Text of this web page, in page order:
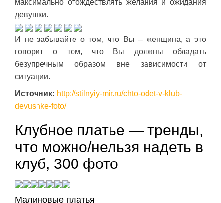
максимально отождествлять желания и ожидания
девушки.
И не забывайте о том, что Вы – женщина, а это
говорит о том, что Вы должны обладать
безупречным образом вне зависимости от
ситуации.
Источник: http://stilnyiy-mir.ru/chto-odet-v-klub-
devushke-foto/
Клубное платье — тренды,
что можно/нельзя надеть в
клуб, 300 фото
Малиновые платья